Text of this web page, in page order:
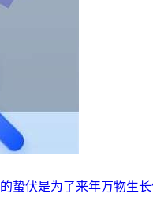
蛰伏是为了来年万物生